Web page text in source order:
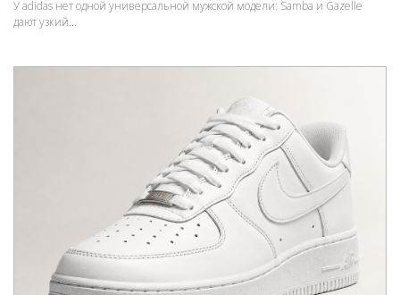
У adidas нет одной универсальной мужской модели: Samba и Gazelle
дают узкий...